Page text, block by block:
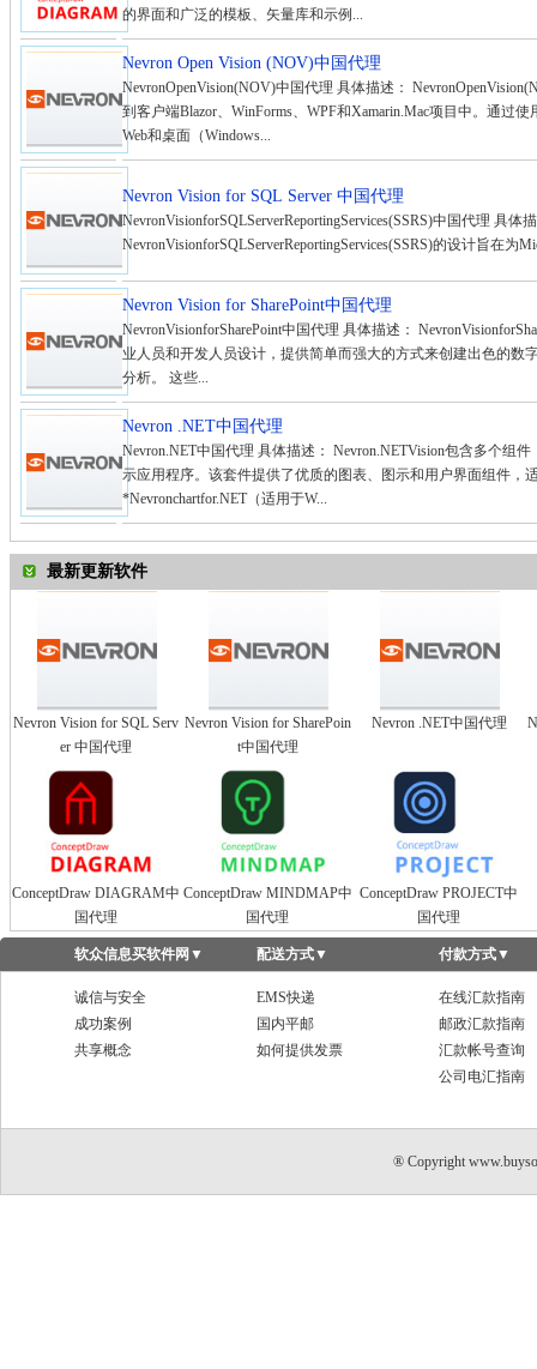
的界面和广泛的模板、矢量库和示例...
Nevron Open Vision (NOV)中国代理
NevronOpenVision(NOV)中国代理 具体描述：
到客户端Blazor、WinForms、WPF和Xamarin.Mac项目中。通过
Web和桌面（Windows...
Nevron Vision for SQL Server 中国代理
NevronVisionforSQLServerReportingServices(SSRS)中国代理 具体
NevronVisionforSQLServerReportingServices(SSRS)的设计旨在为
Nevron Vision for SharePoint中国代理
NevronVisionforSharePoint中国代理 具体描述：
业人员和开发人员设计，提供简单而强大的方式来创建出色的数
分析。 这些...
Nevron .NET中国代理
Nevron.NET中国代理 具体描述： Nevron.NETVision包含多个组
示应用程序。该套件提供了优质的图表、图示和用户界面组件，
*Nevronchartfor.NET（适用于W...
最新更新软件
Nevron Vision for SQL Serv
er 中国代理
Nevron Vision for SharePoin
t中国代理
Nevron .NET中国代理
ConceptDraw DIAGRAM中
国代理
ConceptDraw MINDMAP中
国代理
ConceptDraw PROJECT中
国代理
软众信息买软件网 ▼ 配送方式▼ 付款方式▼
诚信与安全 EMS快递
在线汇款指南
成功案例
国内平邮
邮政汇款指南
共享概念
如何提供发票
汇款帐号查询
公司电汇指南
® Copyright